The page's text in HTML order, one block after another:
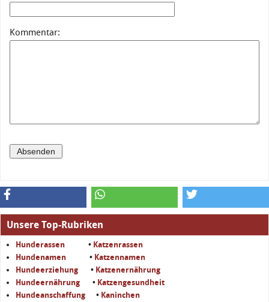
Kommentar:
Unsere Top-Rubriken
Hunderassen • Katzenrassen
Hundenamen
• Katzennamen
Hundeerziehung • Katzenernährung
Hundeernährung • Katzengesundheit
Hundeanschaffung • Kaninchen